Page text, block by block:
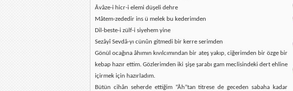
Âvâze-i hicr-i elemi düşeli dehre
Mâtem-zededir ins ü melek bu kederimden
Dil-beste-i zülf-i siyehem yine
Sezâyî Sevdâ-yı cünûn gitmedi bir kerre serimden
Gönül ocağına âhımın kıvılcımından bir ateş yakıp, ciğerimden bir özge bir
kebap hazır ettim. Gözlerimden iki şişe şarabı gam meclisindeki dert ehline
içirmek için hazırladım.
Bütün cihân seherde ettiğim “Âh”tan titrese de geceden sabaha kadar